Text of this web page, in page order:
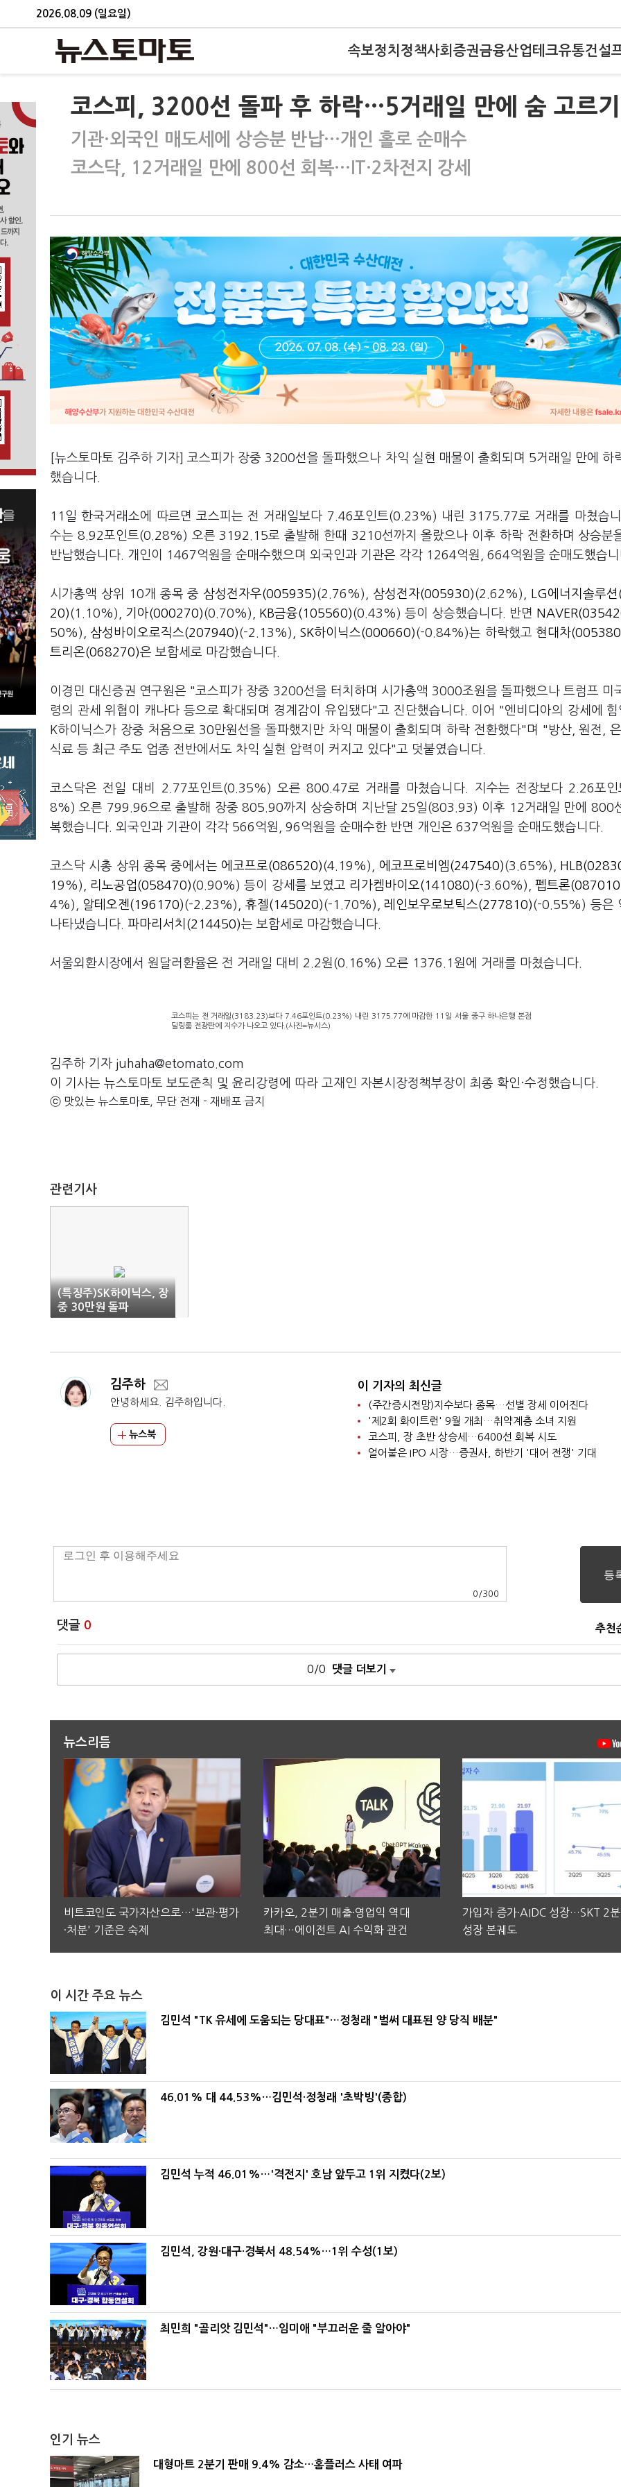
2026.08.09 (일요일)
속보정치 정책사회 증권금융산업테크유통건설
코스피, 3200선 돌파 후 하락…5거래일 만에 숨 고르기
기관·외국인 매도세에 상승분 반납…개인 홀로 순매수
코스닥, 12거래일 만에 800선 회복…IT·2차전지 강세
[뉴스토마토 김주하 기자] 코스피가 장중 3200선을 돌파했으나 차익 실현 매물이 출회되며 5거래일 만에 하
했습니다.
11일 한국거래소에 따르면 코스피는 전 거래일보다 7.46포인트(0.23%) 내린 3175.77로 거래를 마쳤습
수는 8.92포인트(0.28%) 오른 3192.15로 출발해 한때 3210선까지 올랐으나 이후 하락 전환하며 상승분
반납했습니다. 개인이 1467억원을 순매수했으며 외국인과 기관은 각각 1264억원, 664억원을 순매도했습
시가총액 상위 10개 종목 중 삼성전자우(005935)(2.76%), 삼성전자(005930)(2.62%),
LG에너지솔루
20)(1.10%), 기아(000270)(0.70%), KB금융(105560)(0.43%) 등이 상승했습니다. 반면
50%), 삼성바이오로직스(207940)(-2.13%), SK하이닉스(000660)(-0.84%)는 하락했고 현대차
트리온(068270)은 보합세로 마감했습니다.
이경민 대신증권 연구원은 "코스피가 장중 3200선을 터치하며 시가총액 3000조원을 돌파했으나 트럼프 미
령의 관세 위협이 캐나다 등으로 확대되며 경계감이 유입됐다"고 진단했습니다. 이어 "엔비디아의 강세에 힘
K하이닉스가 장중 처음으로 30만원선을 돌파했지만 차익 매물이 출회되며 하락 전환했다"며 "방산, 원전,
식료 등 최근 주도 업종 전반에서도 차익 실현 압력이 커지고 있다"고 덧붙였습니다.
코스닥은 전일 대비 2.77포인트(0.35%) 오른 800.47로 거래를 마쳤습니다. 지수는 전장보다 2.26포인
8%) 오른 799.96으로 출발해 장중 805.90까지 상승하며 지난달 25일(803.93) 이후 12거래일 만에 800
복했습니다. 외국인과 기관이 각각 566억원, 96억원을 순매수한 반면 개인은 637억원을 순매도했습니다.
코스닥 시총 상위 종목 중에서는 에코프로(086520)(4.19%), 에코프로비엠(247540)(3.65%),
19%),
리노공업(058470)(0.90%) 등이 강세를 보였고 리가켐바이오(141080)(-3.60%),펩트론
4%), 알테오젠(196170)(-2.23%), 휴젤(145020)(-1.70%),레인보우로보틱스(277810)(-0.55%) 등은
나타냈습니다. 파마리서치(214450)는 보합세로 마감했습니다.
서울외환시장에서 원달러환율은 전 거래일 대비 2.2원(0.16%) 오른 1376.1원에 거래를 마쳤습니다.
코스피는 전 거래일(3183.23)보다 7.46포인트(0.23%) 내린 3175.77에 마감한 11일 서울 중구 하나은행 본점
딜링룸 전광판에 지수가 나오고 있다.(사진=뉴시스)
김주하 기자 juhaha@etomato.com
이 기사는 뉴스토마토 보도준칙 및 윤리강령에 따라 고재인 자본시장정책부장이 최종 확인·수정했습니다.
ⓒ 맛있는 뉴스토마토, 무단 전재 - 재배포 금지
관련기사
(특징주)SK하이닉스, 장
중 30만원 돌파
김주하
안녕하세요. 김주하입니다.
뉴스북
이 기자의 최신글
(주간증시전망)지수보다 종목…선별 장세 이어진다
'제2회 화이트런' 9월 개최…취약계층 소녀 지원
코스피, 장 초반 상승세…6400선 회복 시도
얼어붙은 IPO 시장…증권사, 하반기 '대어 전쟁' 기대
0 /300
댓글 0 추천
0/0 댓글 더보기
뉴스리듬
비트코인도 국가자산으로…'보관·평가
·처분' 기준은 숙제
카카오, 2분기 매출·영업익 역대
최대…에이전트 AI 수익화 관건
가입자 증가·AIDC 성장…SKT 2
성장 본궤도
이 시간 주요 뉴스
김민석 "TK 유세에 도움되는 당대표"…정청래 "벌써 대표된 양 당직 배분"
46.01% 대 44.53%…김민석·정청래 '초박빙'(종합)
김민석 누적 46.01%…'격전지' 호남 앞두고 1위 지켰다(2보)
김민석, 강원·대구·경북서 48.54%…1위 수성(1보)
최민희 "골리앗 김민석"…임미애 "부끄러운 줄 알아야"
인기 뉴스
대형마트 2분기 판매 9.4% 감소…홈플러스 사태 여파